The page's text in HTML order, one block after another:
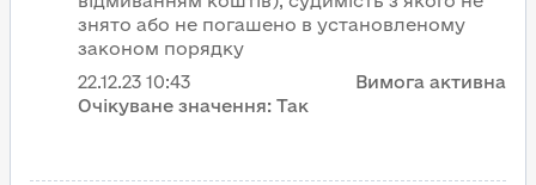
знято або не погашено в установленому
законом порядку
22.12.23 10:43
Вимога активна
Очікуване значення: Так